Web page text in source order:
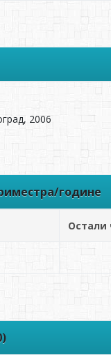
2006
године
Остали